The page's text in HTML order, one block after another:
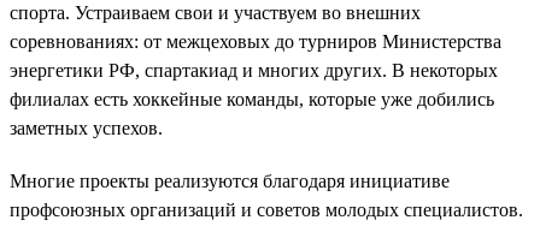
спорта. Устраиваем свои и участвуем во внешних
соревнованиях: от межцеховых до турниров Министерства
энергетики РФ, спартакиад и многих других. В некоторых
филиалах есть хоккейные команды, которые уже добились
заметных успехов.
Многие проекты реализуются благодаря инициативе
профсоюзных организаций и советов молодых специалистов.